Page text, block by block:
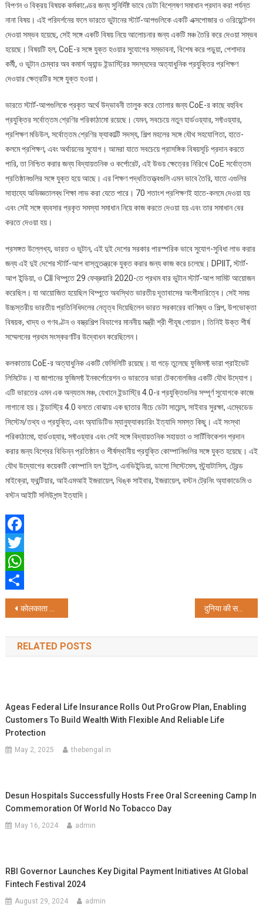
বিপণন ও বিক্রয় বিষয়ক কর্মকাণ্ডের জন্য সুনির্দিষ্ট ভাবে ডেটা বিশ্লেষণ সমাধান প্রদান করা পর্যন্ত
নানা বিষয়। এই পরিদর্শনের ফলে ভারতে ভুটানের স্টার্ট-আপগুলিকে একটি এক্সপোজার ও ওরিয়েন্টেশন
দেওয়া সম্ভব হয়েছে, সেই সঙ্গে একটি বিষয় নিয়ে আলোচনার জন্য একটি মঞ্চ তৈরি করে দেওয়া সম্ভব
হয়েছে। বিষয়টি হল, CoE-র সঙ্গে যুক্ত হওয়ার সুযোগের সম্ভাবনা, বিশেষ করে পড়ুয়া, পেশাদার
কর্মী, ও ভুটান চেম্বার অব কমার্স অ্যান্ড ইন্ডাস্ট্রির সদস্যদের অত্যাধুনিক প্রযুক্তির প্রশিক্ষণ
দেওয়ার ক্ষেত্রটির সঙ্গে যুক্ত হওয়া।
ভারতে স্টার্ট-আপগুলিকে প্রকৃত অর্থে উদ্ভাবনী তালুক করে তোলার জন্য CoE-র কাছে বহুবিধ
প্রযুক্তির সর্বোত্তম শ্রেণির পরিকাঠামো রয়েছে। যেমন, সবচেয়ে নতুন হার্ডওয়্যার, সফ্টওয়্যার,
প্রশিক্ষণ মডিউল, সর্বোত্তম শ্রেণির ফ্যাকাল্টি সদস্য, শিল্প মহলের সঙ্গে যৌথ সহযোগিতা, হাতে-
কলমে প্রশিক্ষণ, এবং অর্থায়নের সুযোগ। আমরা যাতে সবচেয়ে প্রাসঙ্গিক বিষয়সূচি প্রদান করতে
পারি, তা নিশ্চিত করার জন্য বিদ্যায়তনিক ও কর্পোরেট, এই উভয় ক্ষেত্রের নিরিখে CoE সর্বোত্তম
প্রতিষ্ঠানগুলির সঙ্গে যুক্ত হয়ে আছে। এর শিক্ষণ পদ্ধতিতত্ত্বগুলি এমন ভাবে তৈরি, যাতে এগুলির
সাহায্যে অভিজ্ঞতালব্ধ শিক্ষা লাভ করা যেতে পারে। 70 শতাংশ প্রশিক্ষণই হাতে-কলমে দেওয়া হয়
এবং সেই সঙ্গে ব্যবসার প্রকৃত সমস্যা সমাধান নিয়ে কাজ করতে দেওয়া হয় এবং তার সমাধান বের
করতে দেওয়া হয়।
প্রসঙ্গত উল্লেখ্য, ভারত ও ভুটান, এই দুই দেশের সরকার পারস্পরিক ভাবে সুযোগ-সুবিধা লাভ করার
জন্য এই দুই দেশের স্টার্ট-আপ বাস্তুতন্ত্রকে যুক্ত করার জন্য কাজ করে চলেছে। DPIIT, স্টার্ট-
আপ ইন্ডিয়া, ও CII থিম্পুতে 29 ফেব্রুয়ারি 2020-তে প্রথম বার ভুটান স্টার্ট-আপ সামিট আয়োজন
করেছিল। যা আয়োজিত হয়েছিল থিম্পুতে অবস্থিত ভারতীয় দূতাবাসের অংশীদারিত্বে। সেই সময়
উচ্চস্তরীয় ভারতীয় প্রতিনিধিদলের নেতৃত্ব দিয়েছিলেন ভারত সরকারের বাণিজ্য ও শিল্প, উপভোক্তা
বিষয়ক, খাদ্য ও গণবণ্টন ও বস্ত্রশিল্প বিভাগের মাননীয় মন্ত্রী শ্রী পীযূষ গোয়াল। তিনিই উক্ত শীর্ষ
সম্মেলনের প্রথম সংস্করণটির উদ্বোধন করেছিলেন।
কলকাতায় CoE-র অত্যাধুনিক একটি ফেসিলিটি রয়েছে। যা গড়ে তুলেছে ফুজিসফ্ট ভারা প্রাইভেট
লিমিটেড। যা জাপানের ফুজিসফ্ট ইনকর্পোরেশন ও ভারতের ভারা টেকনোলজির একটি যৌথ উদ্যোগ।
এটি ভারতের এমন এক অন্যতম মঞ্চ, যেখানে ইন্ডাস্ট্রি 4.0-র প্রযুক্তিগুলির সম্পূর্ণ সুযোগকে কাজে
লাগানো হয়। ইন্ডাস্ট্রি 4.0 বলতে বোঝায় এক ছাতার নীচে ডেটা সায়েন্স, সাইবার সুরক্ষা, এম্বেডেড
সিস্টেম/তথ্য ও প্রযুক্তি, এবং অ্যাডিটিভ ম্যানুফ্যাকচারিং ইত্যাদি সমস্ত কিছু। এই সংস্থা
পরিকাঠামো, হার্ডওয়্যার, সফ্টওয়্যার এবং সেই সঙ্গে বিদ্যায়তনিক সহায়তা ও সার্টিফিকেশন প্রদান
করার জন্য বিশ্বের বিভিন্ন প্রতিষ্ঠান ও শীর্ষস্থানীয় প্রযুক্তি কোম্পানিগুলির সঙ্গে যুক্ত হয়েছে। এই
যৌথ উদ্যোগের কয়েকটি কোম্পানি হল ইন্টেল, এনভিইন্ডিয়া, ডাসো সিস্টেমেস, স্ট্র্যাটাসিস, ট্রেন্ড
মাইক্রো, ফ্রন্টিয়ার, আইএমআই ইজরায়েল, থিঙ্ক সাইবার, ইজরায়েল, বস্টন ট্রেনিং অ্যাকাডেমি ও
বস্টন আইটি সলিউশন্স ইত্যাদি।
Facebook
Twitter
WhatsApp
Share
Post
navigation
कोलकाता के फोर्ट नॉक्स में ‘नेचर्स डायमंड’ के लेटेस्ट कलेक्शन के आउटलेट का उद्घाटन दुनिया की सभी मां के लिए 7 cheers एक दिन ही नहीं, हर दिन लाया Mother’s Day
RELATED POSTS
Ageas Federal Life Insurance Rolls Out ProGrow Plan, Enabling
Customers To Build Wealth With Flexible And Reliable Life
Protection
May 2, 2025 thebengal.in
Desun Hospitals Successfully Hosts Free Oral Screening Camp In
Commemoration Of World No Tobacco Day
May 16, 2024 admin
RBI Governor Launches Key Digital Payment Initiatives At Global
Fintech Festival 2024
August 29, 2024 admin